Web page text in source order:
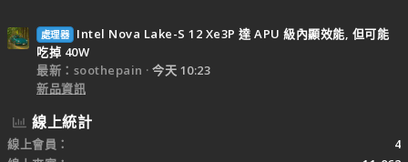
處理器
Intel Nova Lake-S 12 Xe3P 達 APU 級內顯效能, 但可能
吃掉 40W
最新：soothepain
今天 10:23
新品資訊
線上統計
線上會員
4